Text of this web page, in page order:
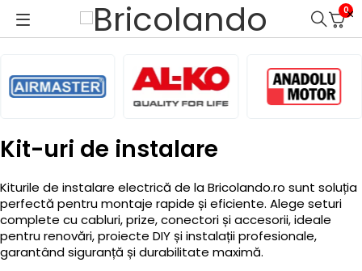
0
Kit-uri de instalare
Kiturile de instalare electrică de la Bricolando.ro sunt soluția
perfectă pentru montaje rapide și eficiente. Alege seturi
complete cu cabluri, prize, conectori și accesorii, ideale
pentru renovări, proiecte DIY și instalații profesionale,
garantând siguranță și durabilitate maximă.